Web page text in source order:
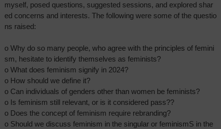
myself, posed questions, suggested sessions, and explored shar
ed concerns and interests. The following were some of the questio
ns raised:
o Why do so many people, who agree with the principles of femini
sm, hesitate to identify themselves as feminists?
o What does feminism signify in 2024?
o How should we define it?
o Can individuals of genders other than women be feminists?
o Is feminism still relevant, or is it considered pass??
o Does the concept of feminism require rebranding?
o Should we discuss feminism in the singular or feminismS in the